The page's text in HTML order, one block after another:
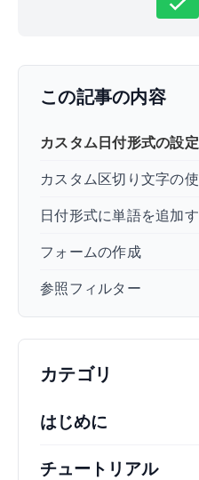
最終更新日: 2024年11月18日
この記事の内容
カスタム日付形式の設定
カスタム区切り文字の
日付形式に単語を追加
フォームの作成
参照フィルター
カテゴリ
はじめに
チュートリアル役立